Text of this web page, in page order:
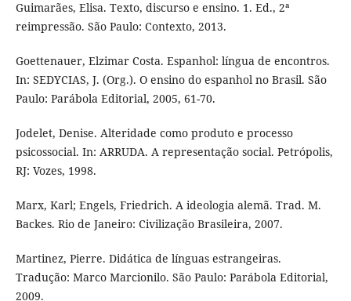
Guimarães, Elisa. Texto, discurso e ensino. 1. Ed., 2ª
reimpressão. São Paulo: Contexto, 2013.
Goettenauer, Elzimar Costa. Espanhol: língua de encontros.
In: SEDYCIAS, J. (Org.). O ensino do espanhol no Brasil. São
Paulo: Parábola Editorial, 2005, 61-70.
Jodelet, Denise. Alteridade como produto e processo
psicossocial. In: ARRUDA. A representação social. Petrópolis,
RJ: Vozes, 1998.
Marx, Karl; Engels, Friedrich. A ideologia alemã. Trad. M.
Backes. Rio de Janeiro: Civilização Brasileira, 2007.
Martinez, Pierre. Didática de línguas estrangeiras.
Tradução: Marco Marcionilo. São Paulo: Parábola Editorial,
2009.